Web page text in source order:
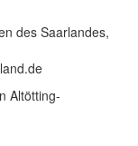
des Saarlandes,
Altötting-